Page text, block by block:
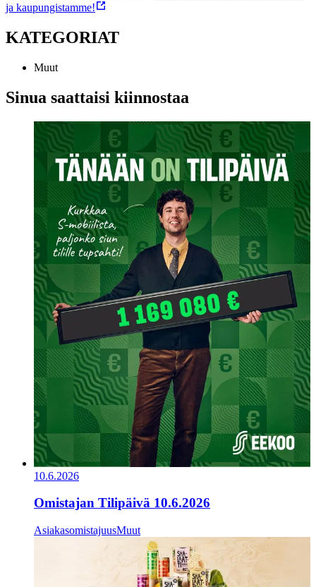
ja kaupungistamme!
KATEGORIAT
Muut
Sinua saattaisi kiinnostaa
10.6.2026
Omistajan Tilipäivä 10.6.2026
AsiakasomistajuusMuut